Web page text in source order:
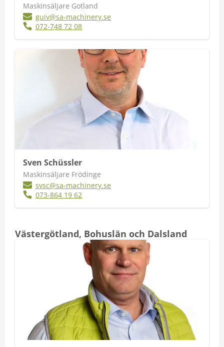
Maskinsäljare Gotland
guiv@sa-machinery.se
072-748 72 08
Sven Schüssler
Maskinsäljare Frödinge
svsc@sa-machinery.se
073-864 19 62
Västergötland, Bohuslän och Dalsland